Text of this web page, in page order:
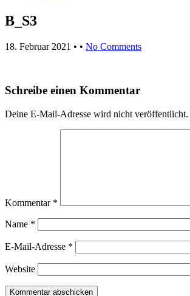
B_S3
18. Februar 2021 • • No Comments
Schreibe einen Kommentar
Deine E-Mail-Adresse wird nicht veröffentlicht.
Kommentar *
Name *
E-Mail-Adresse *
Website